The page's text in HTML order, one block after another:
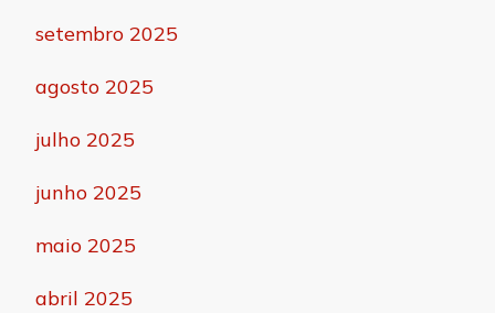
setembro 2025
agosto 2025
julho 2025
junho 2025
maio 2025
abril 2025